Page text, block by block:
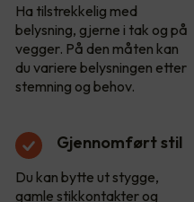
Ha tilstrekkelig med
belysning, gjerne i tak og på
vegger. På den måten kan
du variere belysningen etter
stemning og behov.
Gjennomført stil
Du kan bytte ut stygge,
gamle stikkontakter og